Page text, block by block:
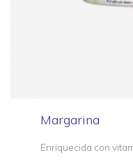
Margarina
Enriquecida con